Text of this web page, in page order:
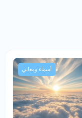
أسماء ومعاني